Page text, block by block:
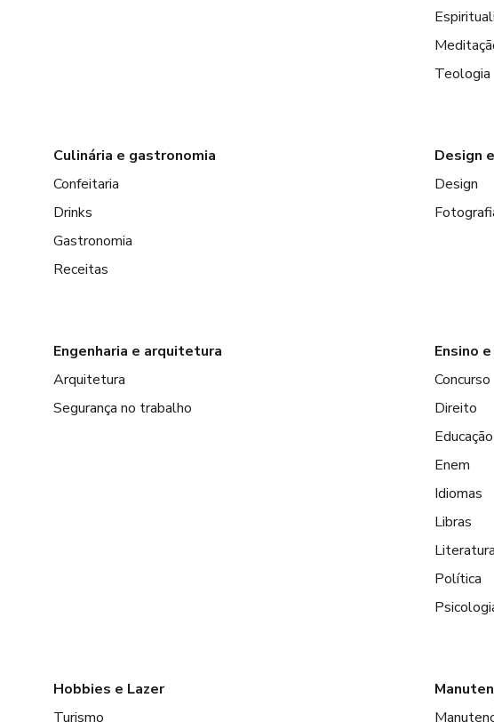
Teologia
Culinária e gastronomia
Confeitaria
Drinks
Gastronomia
Receitas
Design
Design
Engenharia e arquitetura
Arquitetura
Segurança no trabalho
Ensino
Concurso
Direito
Educação
Enem
Idiomas
Libras
Literatura
Política
Hobbies e Lazer
Turismo